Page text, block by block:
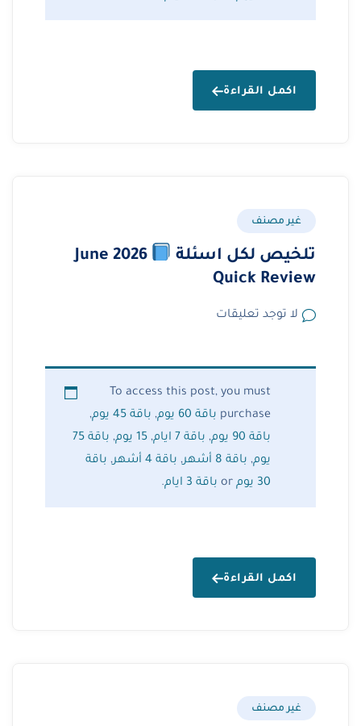
اكمل القراءة
غير مصنف
تلخيص لكل اسئلة June 2026
Quick Review
لا توجد تعليقات
To access this post, you must
purchase باقة 60 يوم , باقة 45 يوم
,
باقة 90 يوم
, باقة 7 ايام , 15 يوم ,
باقة 75
يوم, باقة 8 أشهر , باقة 4 أشهر , باقة
30 يوم
باقة 3 ايام .
اكمل القراءة
غير مصنف